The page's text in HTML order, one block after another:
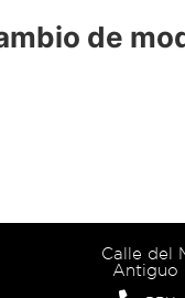
de
Calle del
Antiguo